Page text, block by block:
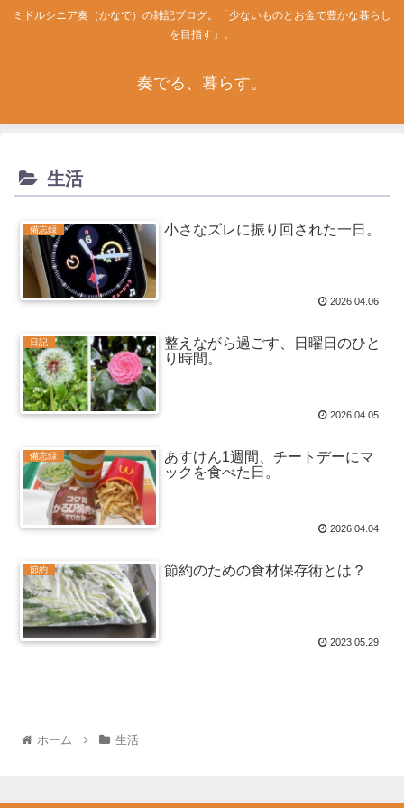
ミドルシニア奏（かなで）の雑記ブログ。「少ないものとお金で豊かな暮らし
を目指す」。
奏でる、暮らす。
生活
備忘録 小さなズレに振り回された一日。
2026.04.06
日記
整えながら過ごす、日曜日のひと
り時間。
2026.04.05
備忘録
あすけん1週間、チートデーにマ
ックを食べた日。
2026.04.04
節約 節約のための食材保存術とは？
2023.05.29
ホーム 生活